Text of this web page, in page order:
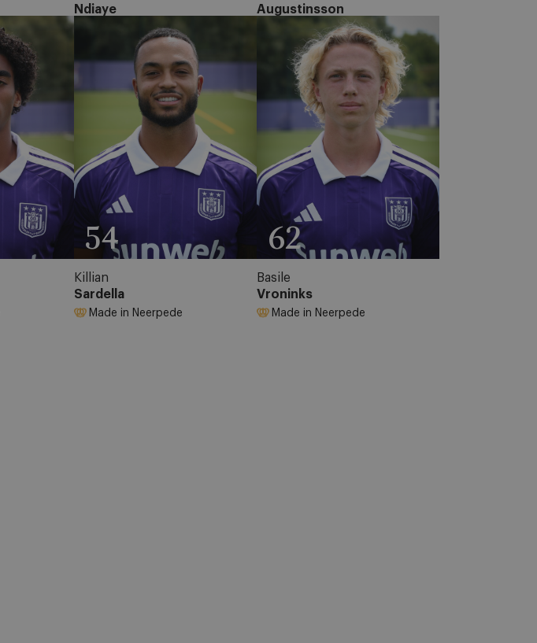
Ndiaye
Augustinsson
54
Killian
Sardella
Made in Neerpede
62
Basile
Vroninks
Made in Neerpede